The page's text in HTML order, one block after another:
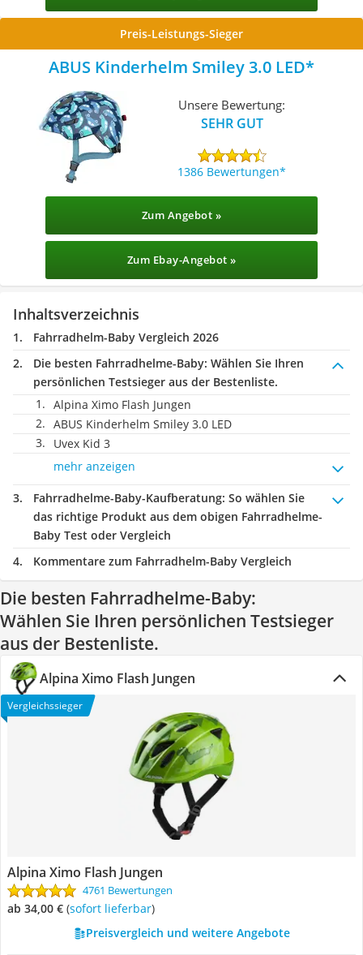
Preis-Leistungs-Sieger
ABUS Kinderhelm Smiley 3.0 LED
Unsere Bewertung:
SEHR GUT
1386 Bewertungen
Zum Angebot »
Zum Ebay-Angebot »
Inhaltsverzeichnis
Fahrradhelm-Baby Vergleich 2026
Die besten Fahrradhelme-Baby: Wählen Sie Ihren
persönlichen Testsieger aus der Bestenliste.
Alpina Ximo Flash Jungen
ABUS Kinderhelm Smiley 3.0 LED
Uvex Kid 3
mehr anzeigen
Fahrradhelme-Baby-Kaufberatung: So wählen Sie
das richtige Produkt aus dem obigen Fahrradhelme-
Baby Test oder Vergleich
Kommentare zum Fahrradhelm-Baby Vergleich
Die besten Fahrradhelme-Baby:
Wählen Sie Ihren persönlichen Testsieger
aus der Bestenliste.
Alpina Ximo Flash Jungen
Vergleichssieger
Alpina Ximo Flash Jungen
4761 Bewertungen
ab 34,00 € ( Sofort lieferbar)
Preisvergleich und weitere Angebote